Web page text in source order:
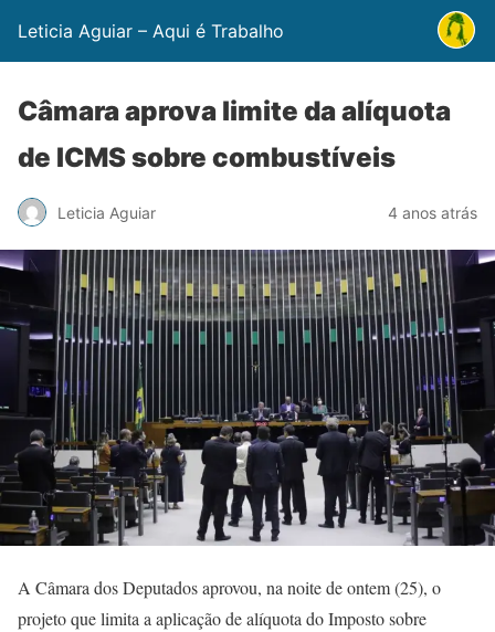
Leticia Aguiar – Aqui é Trabalho
Câmara aprova limite da alíquota
de ICMS sobre combustíveis
Leticia Aguiar 4 anos atrás
A Câmara dos Deputados aprovou, na noite de ontem (25), o
projeto que limita a aplicação de alíquota do Imposto sobre